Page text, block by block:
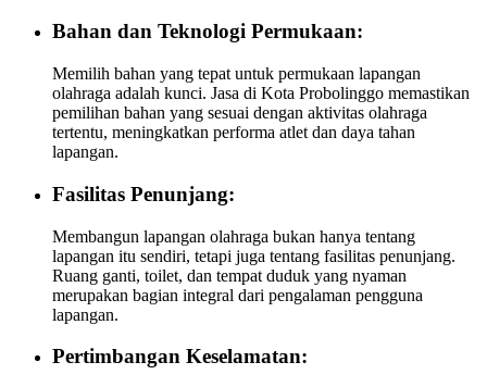
Bahan dan Teknologi Permukaan:
Memilih bahan yang tepat untuk permukaan lapangan
olahraga adalah kunci. Jasa di Kota Probolinggo memastikan
pemilihan bahan yang sesuai dengan aktivitas olahraga
tertentu, meningkatkan performa atlet dan daya tahan
lapangan.
Fasilitas Penunjang:
Membangun lapangan olahraga bukan hanya tentang
lapangan itu sendiri, tetapi juga tentang fasilitas penunjang.
Ruang ganti, toilet, dan tempat duduk yang nyaman
merupakan bagian integral dari pengalaman pengguna
lapangan.
Pertimbangan Keselamatan: